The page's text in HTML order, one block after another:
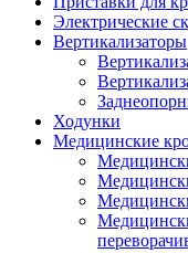
Электрические
Вертикализаторы
Ходунки
Медицинские